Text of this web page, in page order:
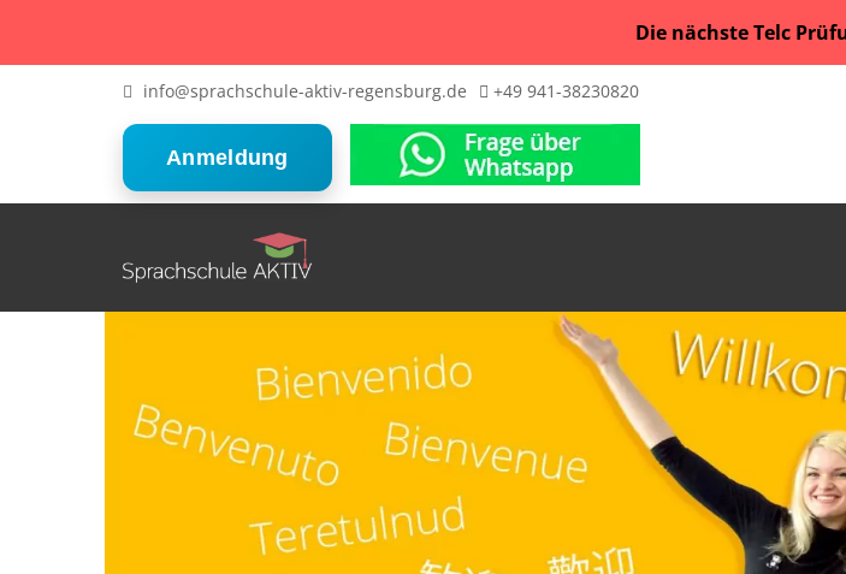
Die nächste Telc
info@sprachschule-aktiv-regensburg.de +49 941-38230820
Anmeldung